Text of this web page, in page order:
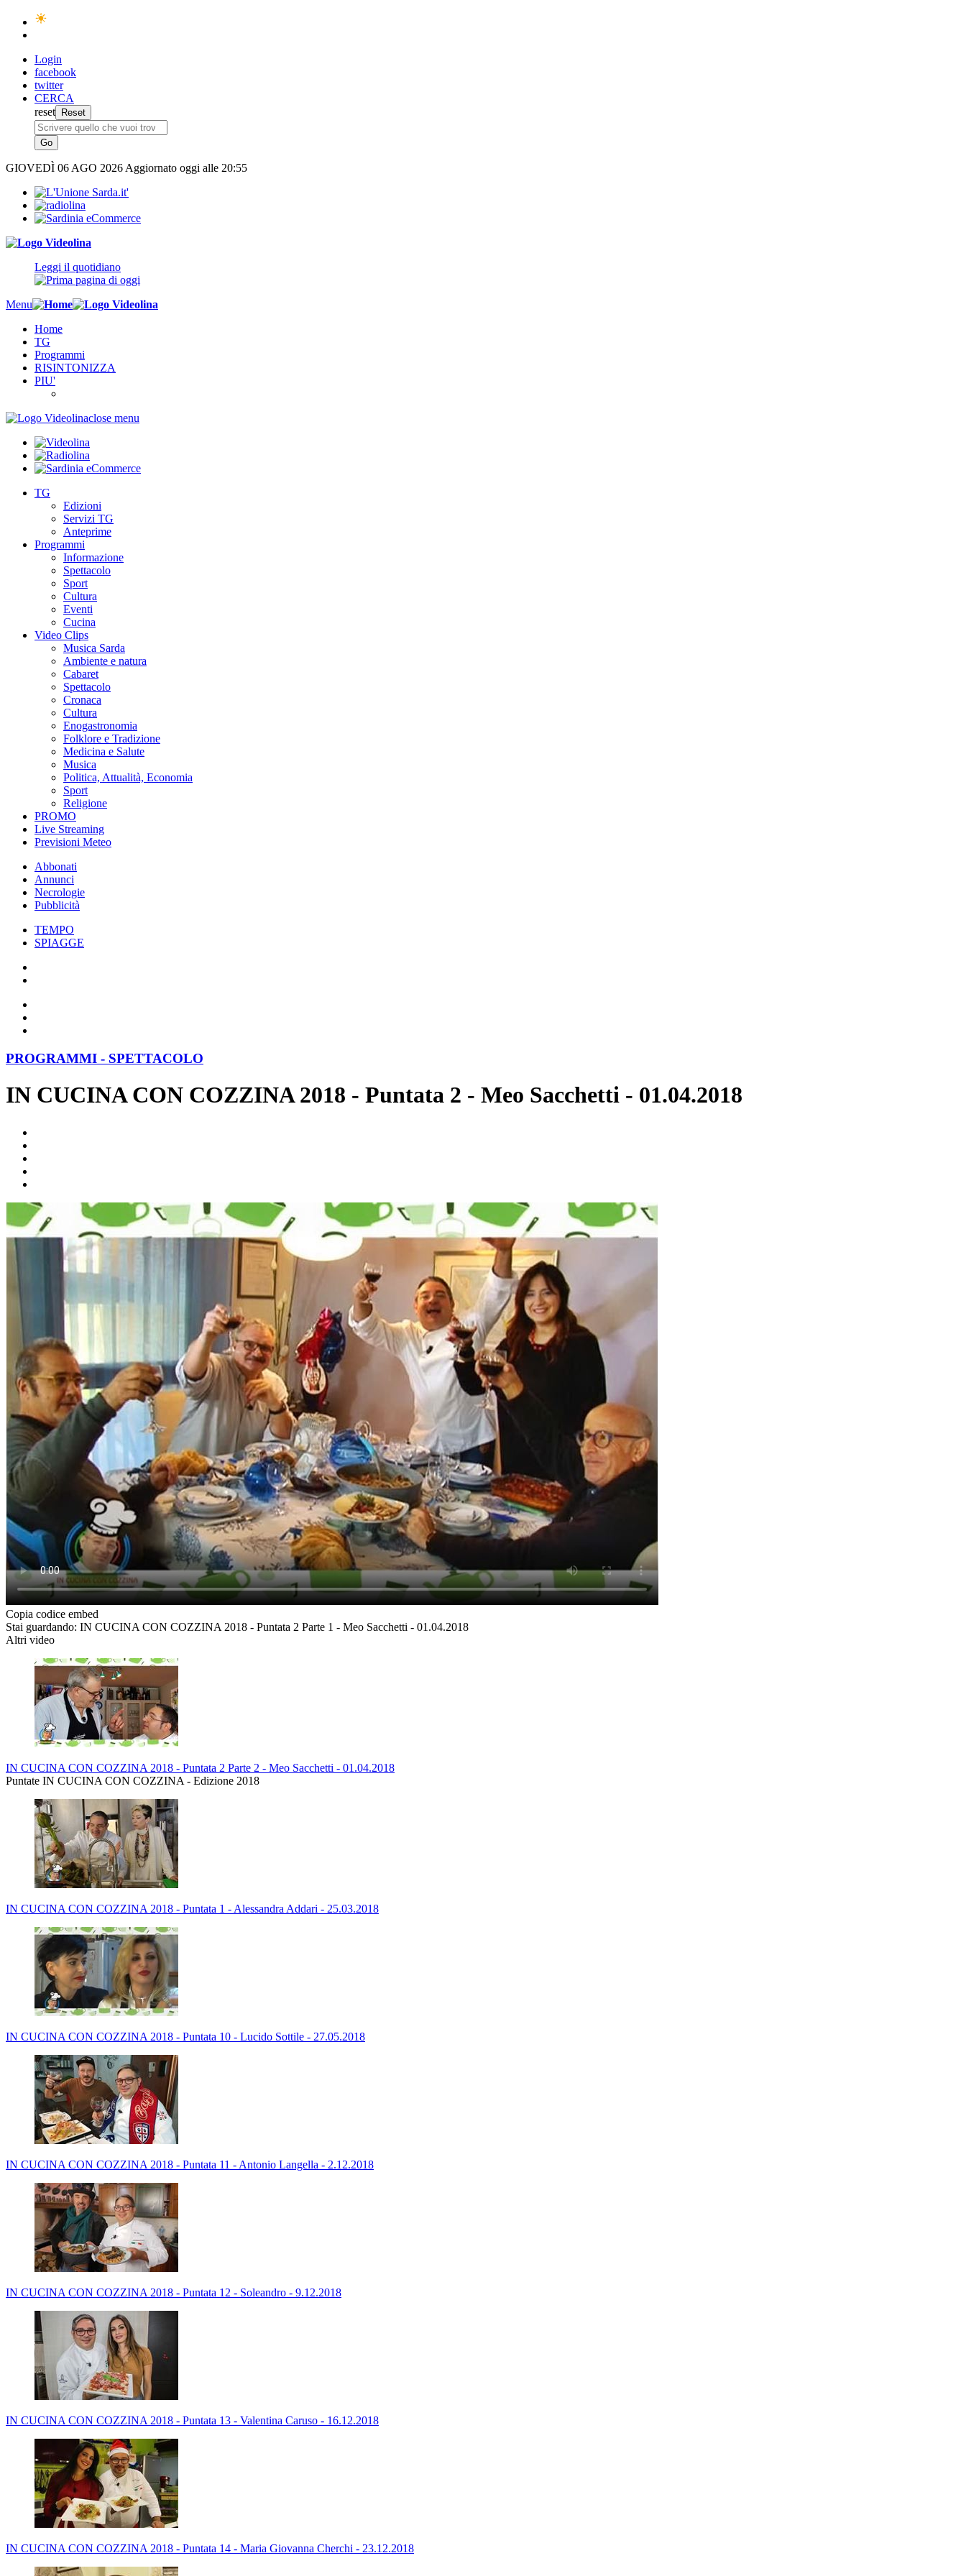
Login
facebook
twitter
CERCA
reset
GIOVEDÌ 06 AGO 2026 Aggiornato oggi alle 20:55
Leggi il quotidiano
Menu
Home
TG
Programmi
RISINTONIZZA
PIU'
close menu
TG
Edizioni
Servizi TG
Anteprime
Programmi
Informazione
Spettacolo
Sport
Cultura
Eventi
Cucina
Video Clips
Musica Sarda
Ambiente e natura
Cabaret
Spettacolo
Cronaca
Cultura
Enogastronomia
Folklore e Tradizione
Medicina e Salute
Musica
Politica, Attualità, Economia
Sport
Religione
PROMO
Live Streaming
Previsioni Meteo
Abbonati
Annunci
Necrologie
Pubblicità
TEMPO
SPIAGGE
PROGRAMMI - SPETTACOLO
IN CUCINA CON COZZINA 2018 - Puntata 2 - Meo Sacchetti - 01.04.2018
Copia codice embed
Stai guardando: IN CUCINA CON COZZINA 2018 - Puntata 2 Parte 1 - Meo Sacchetti - 01.04.2018
Altri video
IN CUCINA CON COZZINA 2018 - Puntata 2 Parte 2 - Meo Sacchetti - 01.04.2018
Puntate IN CUCINA CON COZZINA - Edizione 2018
IN CUCINA CON COZZINA 2018 - Puntata 1 - Alessandra Addari - 25.03.2018
IN CUCINA CON COZZINA 2018 - Puntata 10 - Lucido Sottile - 27.05.2018
IN CUCINA CON COZZINA 2018 - Puntata 11 - Antonio Langella - 2.12.2018
IN CUCINA CON COZZINA 2018 - Puntata 12 - Soleandro - 9.12.2018
IN CUCINA CON COZZINA 2018 - Puntata 13 - Valentina Caruso - 16.12.2018
IN CUCINA CON COZZINA 2018 - Puntata 14 - Maria Giovanna Cherchi - 23.12.2018